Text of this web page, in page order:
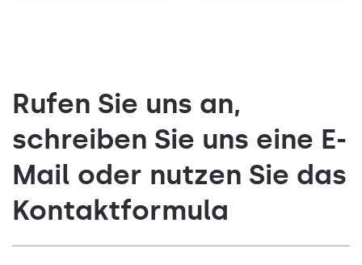
Rufen Sie uns an,
schreiben Sie uns eine E-
Mail oder nutzen Sie das
Kontaktformula